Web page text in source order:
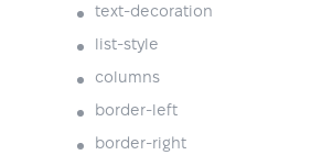
text-decoration
list-style
columns
border-left
border-right